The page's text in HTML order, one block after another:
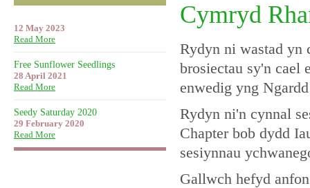
12 May 2023
Read More
Free Sunflower Seedlings
28 April 2021
Read More
Seedy Saturday 2020
29 February 2020
Read More
Cymryd
Rydyn ni wastad yn
brosiectau sy'n cael
enwedig yng
Rydyn ni'n cynnal
Chapter bob dydd
sesiynnau
Gallwch hefyd